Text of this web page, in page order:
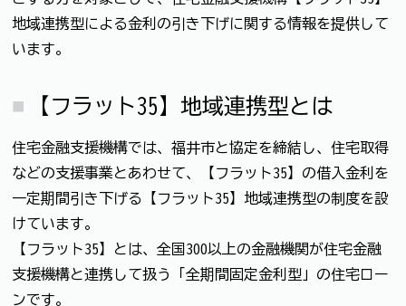
地域連携型による金利の引き下げに関する情報を提供して
います。
【フラット35】地域連携型とは
住宅金融支援機構では、福井市と協定を締結し、住宅取得
などの支援事業とあわせて、【フラット35】の借入金利を
一定期間引き下げる【フラット35】地域連携型の制度を設
けています。
【フラット35】とは、全国300以上の金融機関が住宅金融
支援機構と連携して扱う「全期間固定金利型」の住宅ロー
ンです。